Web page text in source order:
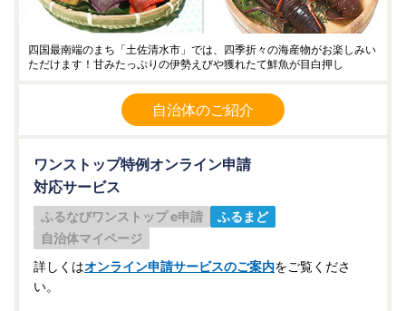
四国最南端のまち「土佐清水市」では、四季折々の海産物がお楽しみい
ただけます！甘みたっぷりの伊勢えびや獲れたて鮮魚が目白押し
自治体のご紹介
ワンストップ特例オンライン申請
対応サービス
ふるなびワンストップ e申請
ふるまど
自治体マイページ
詳しくはオンライン申請サービスのご案内をご覧くださ
い。